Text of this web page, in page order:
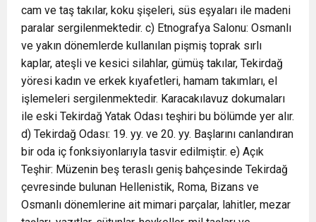
cam ve taş takılar, koku şişeleri, süs eşyaları ile madeni
paralar sergilenmektedir. c) Etnografya Salonu: Osmanlı
ve yakın dönemlerde kullanılan pişmiş toprak sırlı
kaplar, ateşli ve kesici silahlar, gümüş takılar, Tekirdağ
yöresi kadın ve erkek kıyafetleri, hamam takımları, el
işlemeleri sergilenmektedir. Karacakılavuz dokumaları
ile eski Tekirdağ Yatak Odası teşhiri bu bölümde yer alır.
d) Tekirdağ Odası: 19. yy. ve 20. yy. Başlarını canlandıran
bir oda iç fonksiyonlarıyla tasvir edilmiştir. e) Açık
Teşhir: Müzenin beş teraslı geniş bahçesinde Tekirdağ
çevresinde bulunan Hellenistik, Roma, Bizans ve
Osmanlı dönemlerine ait mimari parçalar, lahitler, mezar